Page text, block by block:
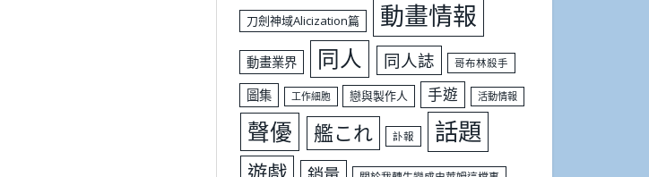
刀劍神域Alicization篇 動畫情報
動畫業界 同人 同人誌 哥布林殺手
圖集 工作細胞 戀與製作人 手遊 活動情報
聲優 艦これ 訃報 話題